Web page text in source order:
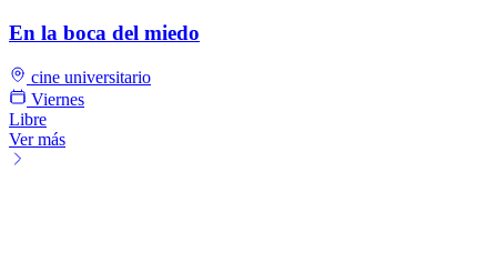
En la boca del miedo
cine universitario
Viernes
Libre
Ver más